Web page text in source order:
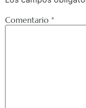
Comentario *